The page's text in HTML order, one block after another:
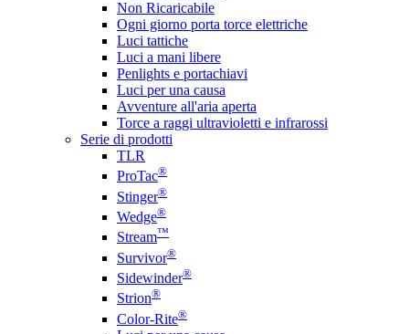
Non Ricaricabile
Ogni giorno porta torce elettriche
Luci tattiche
Luci a mani libere
Penlights e portachiavi
Luci per una causa
Avventure all'aria aperta
Torce a raggi ultravioletti e infrarossi
Serie di prodotti
TLR
ProTac®
Stinger®
Wedge®
Stream™
Survivor®
Sidewinder®
Strion®
Color-Rite®